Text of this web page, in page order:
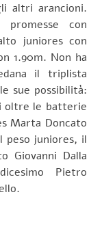
altri arancioni.
con
juniores con
1.90m. Non ha
il triplista
sue possibilità:
oltre le batterie
Marta Doncato
peso juniores, il
Giovanni Dalla
Pietro